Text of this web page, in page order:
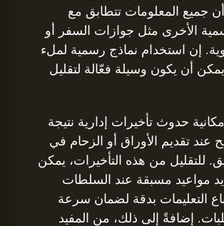
جميع المعلومات تتطابق مع
الأخرى مثل جوازات السفر أو
إن استخدام نماذج رسمية لملء
أن يكون وسيلة فعّالة لتقليل
حدوث تأخيرات إدارية نتيجة
عند تقديم الأوراق أو الزحام في
للتقليل من هذه التأخيرات، يمكن
مواعيد مسبقة عند السلطات
التعليمات بدقة لضمان سرعة
إضافةً إلى ذلك، من المفيد